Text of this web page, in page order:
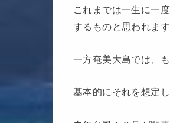
これまでは一生に一
するものと思われます
一方奄美大島では、
基本的にそれを想定